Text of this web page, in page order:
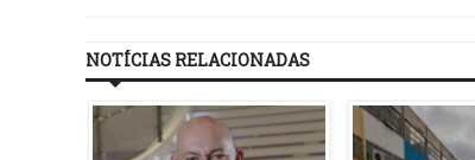
NOTÍCIAS RELACIONADAS